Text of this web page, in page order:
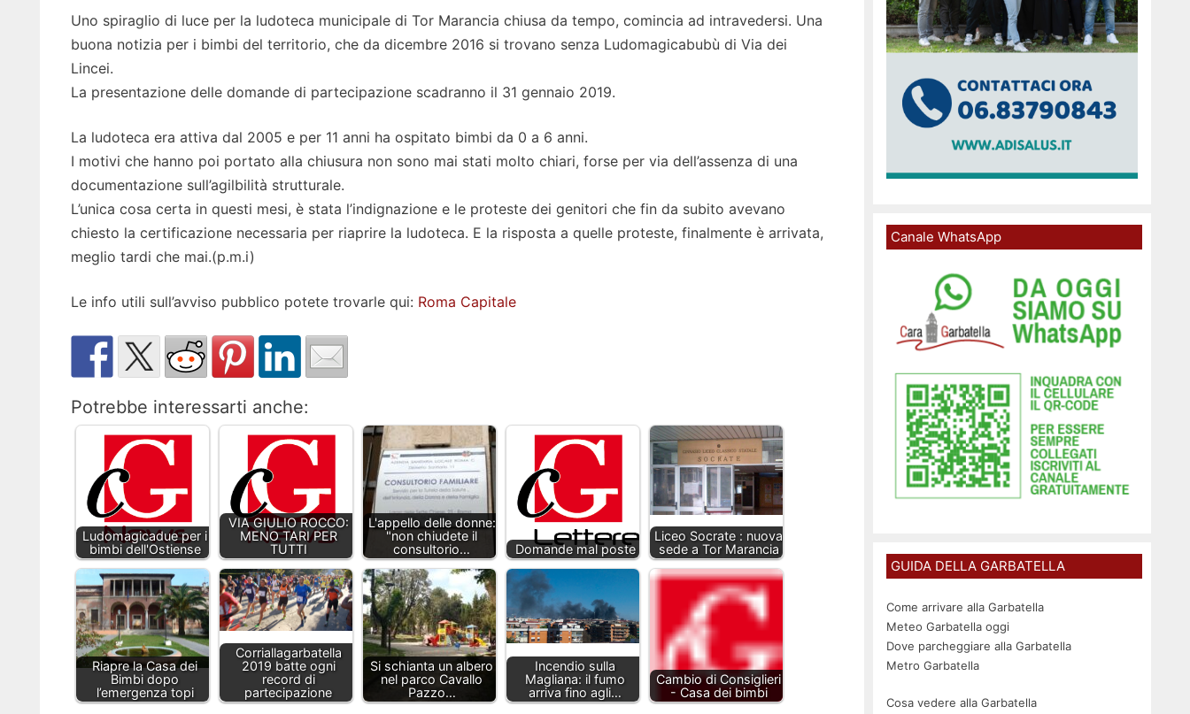
Uno spiraglio di luce per la ludoteca municipale di Tor Marancia chiusa da tempo, comincia ad intravedersi. Una
buona notizia per i bimbi del territorio, che da dicembre 2016 si trovano senza Ludomagicabubù di Via dei
Lincei.
La presentazione delle domande di partecipazione scadranno il 31 gennaio 2019.
La ludoteca era attiva dal 2005 e per 11 anni ha ospitato bimbi da 0 a 6 anni.
I motivi che hanno poi portato alla chiusura non sono mai stati molto chiari, forse per via dell’assenza di una
documentazione sull’agilbilità strutturale.
L’unica cosa certa in questi mesi, è stata l’indignazione e le proteste dei genitori che fin da subito avevano
chiesto la certificazione necessaria per riaprire la ludoteca. E la risposta a quelle proteste, finalmente è arrivata,
meglio tardi che mai.(p.m.i)
Le info utili sull’avviso pubblico potete trovarle qui: Roma Capitale
Potrebbe interessarti anche:
Ludomagicadue per i
bimbi dell'Ostiense
VIA GIULIO ROCCO:
MENO TARI PER
TUTTI
L'appello delle donne:
"non chiudete il
consultorio…
Domande mal poste
Liceo Socrate : nuova
sede a Tor Marancia
Riapre la Casa dei
Bimbi dopo
l’emergenza topi
Corriallagarbatella
2019 batte ogni
record di
partecipazione
Si schianta un albero
nel parco Cavallo
Pazzo…
Incendio sulla
Magliana: il fumo
arriva fino agli…
Cambio di Consiglieri
- Casa dei bimbi
Canale WhatsApp
GUIDA DELLA GARBATELLA
Come arrivare alla Garbatella
Meteo Garbatella oggi
Dove parcheggiare alla Garbatella
Metro Garbatella
Cosa vedere alla Garbatella